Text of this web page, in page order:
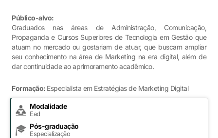
Público-alvo:
Graduados nas áreas de Administração, Comunicação,
Propaganda e Cursos Superiores de Tecnologia em Gestão que
atuam no mercado ou gostariam de atuar, que buscam ampliar
seu conhecimento na área de Marketing na era digital, além de
dar continuidade ao aprimoramento acadêmico.
Formação: Especialista em Estratégias de Marketing Digital
Modalidade
Ead
Pós-graduação
Especialização